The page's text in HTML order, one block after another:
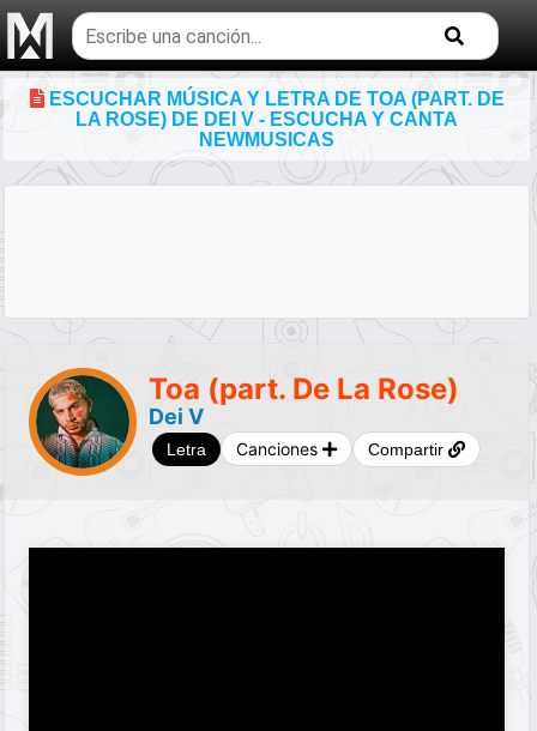
Buscar
temas
musicales
ESCUCHAR MÚSICA Y LETRA DE TOA (PART. DE
LA ROSE) DE DEI V - ESCUCHA Y CANTA
NEWMUSICAS
Toa (part. De La Rose)
Dei V
Letra Canciones Compartir